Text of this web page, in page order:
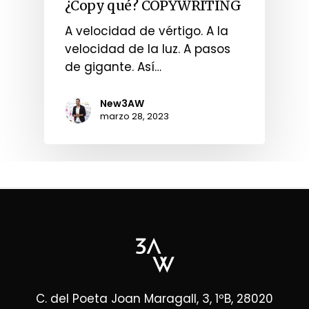
¿Copy qué? COPYWRITING
A velocidad de vértigo. A la
velocidad de la luz. A pasos
de gigante. Así…
New3AW
marzo 28, 2023
C. del Poeta Joan Maragall, 3, 1ºB, 28020